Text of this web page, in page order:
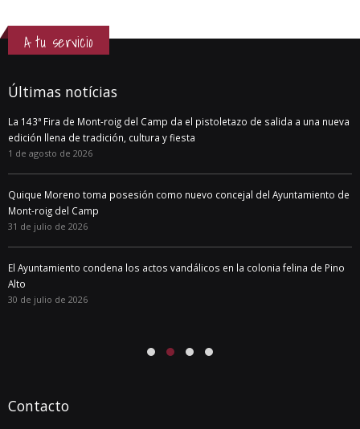
A tu servicio
Últimas notícias
La 143ª Fira de Mont-roig del Camp da el pistoletazo de salida a una nueva
edición llena de tradición, cultura y fiesta
1 de agosto de 2026
Quique Moreno toma posesión como nuevo concejal del Ayuntamiento de
Mont-roig del Camp
31 de julio de 2026
El Ayuntamiento condena los actos vandálicos en la colonia felina de Pino
Alto
30 de julio de 2026
Contacto